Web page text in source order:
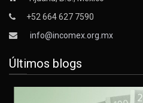
+52 664 627 7590
info@incomex.org.mx
Últimos blogs